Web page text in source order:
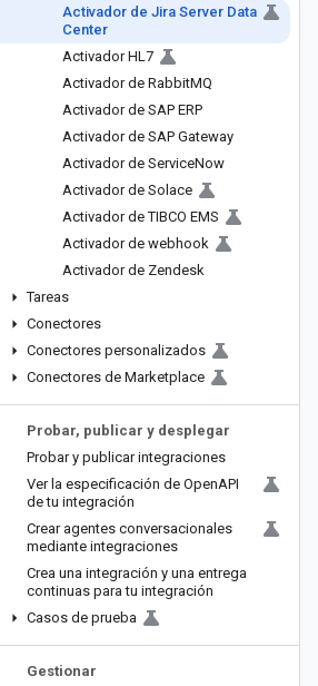
Activador de Jira Server Data
Center
Activador HL7
Activador de RabbitMQ
Activador de SAP ERP
Activador de SAP Gateway
Activador de ServiceNow
Activador de Solace
Activador de TIBCO EMS
Activador de webhook
Activador de Zendesk
Tareas
Conectores
Conectores personalizados
Conectores de Marketplace
Probar, publicar y desplegar
Probar y publicar integraciones
Ver la especificación de OpenAPI
de tu integración
Crear agentes conversacionales
mediante integraciones
Crea una integración y una entrega
continuas para tu integración
Casos de prueba
Gestionar